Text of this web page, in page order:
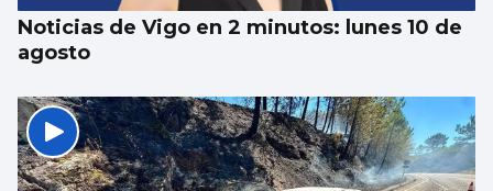
Noticias de Vigo en 2 minutos: lunes 10 de
agosto